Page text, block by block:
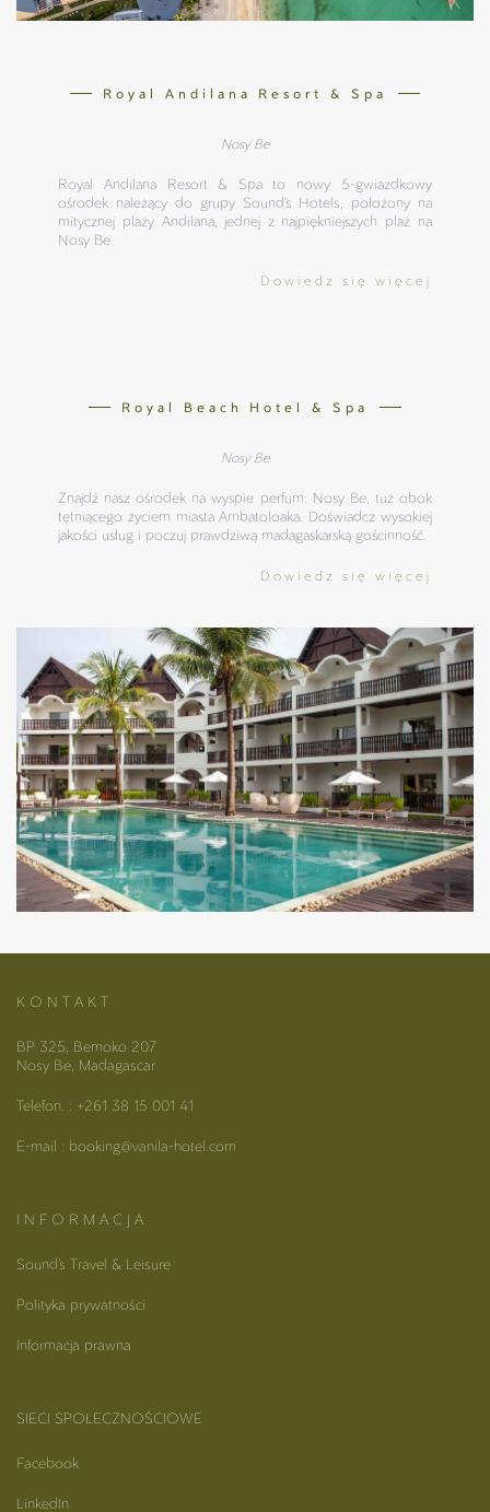
Royal Andilana Resort & Spa
Nosy Be
Royal Andilana Resort & Spa to nowy 5-gwiazdkowy
ośrodek należący do grupy Sound’s Hotels, położony na
mitycznej plaży Andilana, jednej z najpiękniejszych plaż na
Nosy Be.
Dowiedz się więcej
Royal Beach Hotel & Spa
Nosy Be
Znajdź nasz ośrodek na wyspie perfum: Nosy Be, tuż obok
tętniącego życiem miasta Ambatoloaka. Doświadcz wysokiej
jakości usług i poczuj prawdziwą madagaskarską gościnność.
Dowiedz się więcej
K O N T A K T
BP 325, Bemoko 207
Nosy Be, Madagascar
Telefon. : +261 38 15 001 41
E-mail : booking@vanila-hotel.com
I N F O R M A C J A
Sound’s Travel & Leisure
Polityka prywatności
Informacja prawna
SIECI SPOŁECZNOŚCIOWE
Facebook
LinkedIn